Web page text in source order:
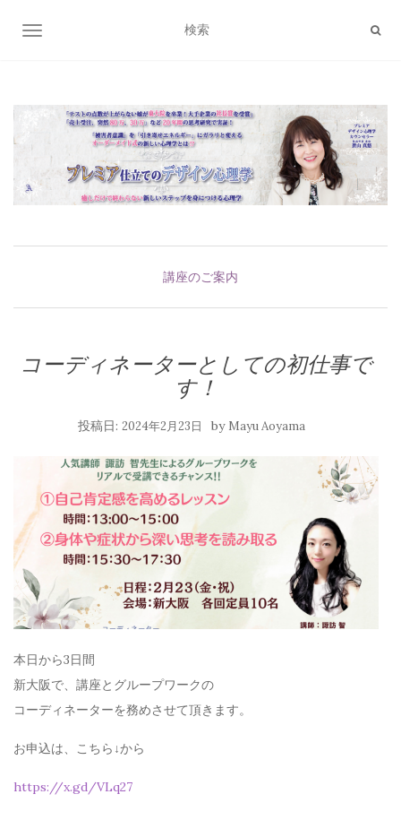
ナビゲーション切り替え
講座のご案内
コーディネーターとしての初仕事で
す！
投稿日: 2024年2月23日 by Mayu Aoyama
本日から3日間
新大阪で、講座とグループワークの
コーディネーターを務めさせて頂きます。
お申込は、こちら↓から
https://x.gd/VLq27